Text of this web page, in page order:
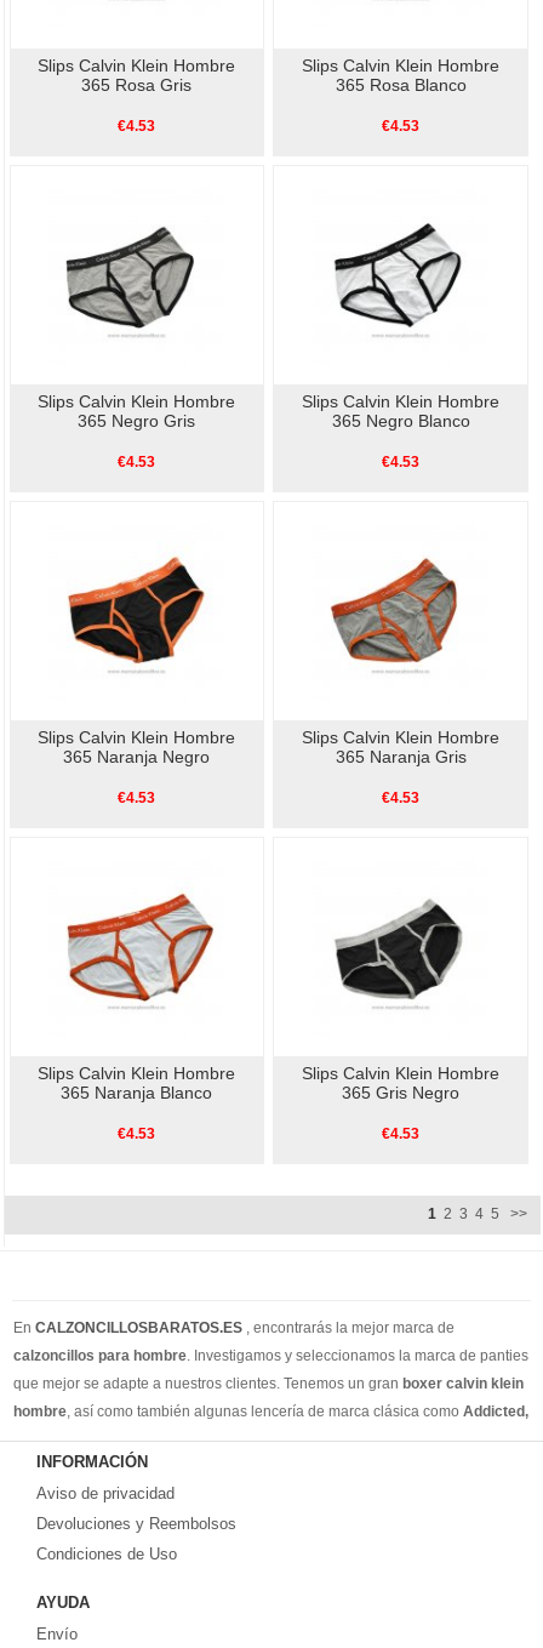
Slips Calvin Klein Hombre
365 Rosa Gris
€4.53
Slips Calvin Klein Hombre
365 Rosa Blanco
€4.53
Slips Calvin Klein Hombre
365 Negro Gris
€4.53
Slips Calvin Klein Hombre
365 Negro Blanco
€4.53
Slips Calvin Klein Hombre
365 Naranja Negro
€4.53
Slips Calvin Klein Hombre
365 Naranja Gris
€4.53
Slips Calvin Klein Hombre
365 Naranja Blanco
€4.53
Slips Calvin Klein Hombre
365 Gris Negro
€4.53
1 2 3 4 5 >>
En CALZONCILLOSBARATOS.ES , encontrarás la mejor marca de
calzoncillos para hombre. Investigamos y seleccionamos la marca de panties
que mejor se adapte a nuestros clientes. Tenemos un gran boxer calvin klein
hombre, así como también algunas lencería de marca clásica como Addicted,
Armain, Versace, Ralph Lauren. Además de los calzoncillos de estilo
cotidiano, también tenemos calzoncillos para hombres, slip y tangas para
hombres. Creemos que puede encontrar todos los estilos de ropa interior que
necesita en nuestro sitio web. Puedes encontrar su estilo en nuestra tienda
online. Recuerde, si no está satisfecho, tiene 15 días para volver ... ¡envío
INFORMACIÓN
Aviso de privacidad
Devoluciones y Reembolsos
Condiciones de Uso
AYUDA
Envío